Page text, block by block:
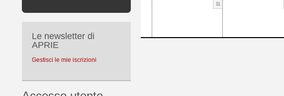
Le newsletter di
APRIE
Gestisci le mie iscrizioni
11